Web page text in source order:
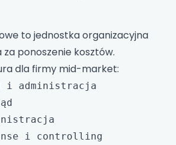
to jednostka organizacyjna
ponoszenie kosztów.
dla firmy mid-market:
i administracja
i controlling